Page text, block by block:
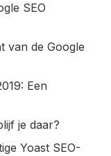
SEO
van de Google
Een
je daar?
Yoast SEO-